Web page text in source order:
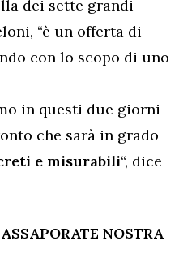
dei sette grandi
“è un offerta di
con lo scopo di uno
in questi due giorni
che sarà in grado
e misurabili“, dice
NOSTRA